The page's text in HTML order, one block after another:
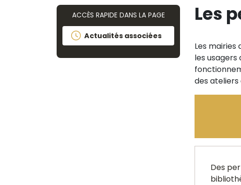
ACCÈS RAPIDE DANS LA PAGE
Actualités associées
Les
Les
les
des
Des